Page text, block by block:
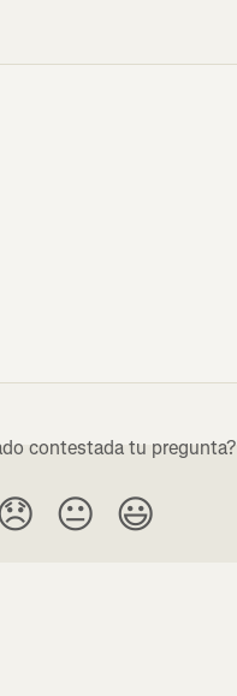
contestada tu pregunta?
😐 😃